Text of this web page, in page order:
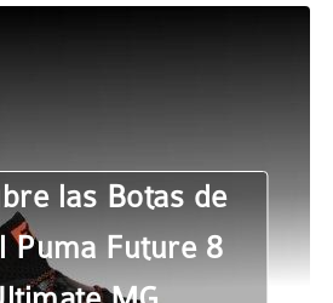
las Botas de
Puma Future 8